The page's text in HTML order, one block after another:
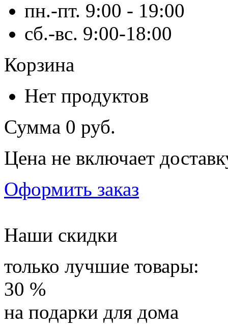
пн.-пт. 9:00 - 19:00
сб.-вс. 9:00-18:00
Корзина
Нет продуктов
Сумма 0 руб.
Цена не включает
Оформить заказ
Наши скидки
только лучшие товары:
30 %
на подарки для дома